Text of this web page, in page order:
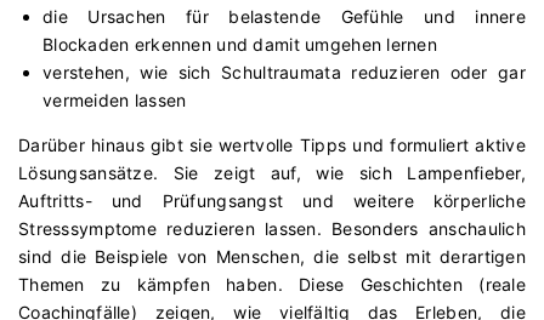
die Ursachen für belastende Gefühle und innere
Blockaden erkennen und damit umgehen lernen
verstehen, wie sich Schultraumata reduzieren oder gar
vermeiden lassen
Darüber hinaus gibt sie wertvolle Tipps und formuliert aktive
Lösungsansätze. Sie zeigt auf, wie sich Lampenfieber,
Auftritts- und Prüfungsangst und weitere körperliche
Stresssymptome reduzieren lassen. Besonders anschaulich
sind die Beispiele von Menschen, die selbst mit derartigen
Themen zu kämpfen haben. Diese Geschichten (reale
Coachingfälle) zeigen, wie vielfältig das Erleben, die